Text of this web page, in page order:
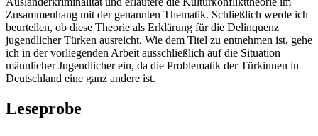
Zusammenhang mit der genannten Thematik. Schließlich werde ich
beurteilen, ob diese Theorie als Erklärung für die Delinquenz
jugendlicher Türken ausreicht. Wie dem Titel zu entnehmen ist, gehe
ich in der vorliegenden Arbeit ausschließlich auf die Situation
männlicher Jugendlicher ein, da die Problematik der Türkinnen in
Deutschland eine ganz andere ist.
Leseprobe